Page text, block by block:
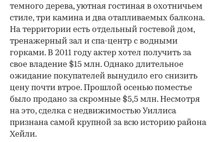
темного дерева, уютная гостиная в охотничьем
стиле, три камина и два отапливаемых балкона.
На территории есть отдельный гостевой дом,
тренажерный зал и спа-центр с водными
горками. В 2011 году актер хотел получить за
свое владение $15 млн. Однако длительное
ожидание покупателей вынудило его снизить
цену почти втрое. Прошлой осенью поместье
было продано за скромные $5,5 млн. Несмотря
на это, сделка с недвижимостью Уиллиса
признана самой крупной за всю историю района
Хейли.